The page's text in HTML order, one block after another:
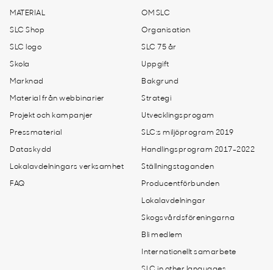
MATERIAL
SLC Shop
SLC logo
Skola
Marknad
Material från webbinarier
Projekt och kampanjer
Pressmaterial
Dataskydd
Lokalavdelningars verksamhet
FAQ
OM SLC
Organisation
SLC 75 år
Uppgift
Bakgrund
Strategi
Utvecklingsprogam
SLC:s miljöprogram 2019
Handlingsprogram 2017-2022
Ställningstaganden
Producentförbunden
Lokalavdelningar
Skogsvårdsföreningarna
Bli medlem
Internationellt samarbete